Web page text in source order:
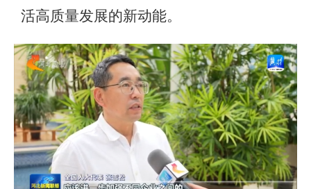
活高质量发展的新动能。